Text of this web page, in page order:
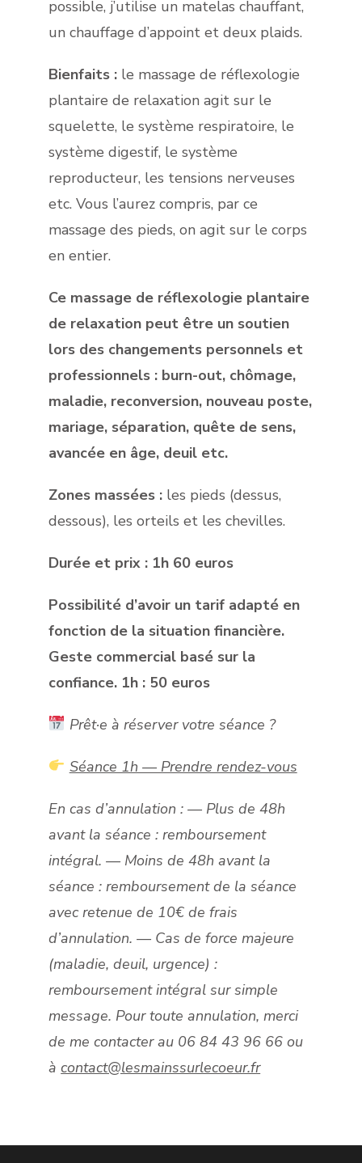
possible, j’utilise un matelas chauffant,
un chauffage d’appoint et deux plaids.
Bienfaits : le massage de réflexologie
plantaire de relaxation agit sur le
squelette, le système respiratoire, le
système digestif, le système
reproducteur, les tensions nerveuses
etc. Vous l’aurez compris, par ce
massage des pieds, on agit sur le corps
en entier.
Ce massage de réflexologie plantaire
de relaxation peut être un soutien
lors des changements personnels et
professionnels : burn-out, chômage,
maladie, reconversion, nouveau poste,
mariage, séparation, quête de sens,
avancée en âge, deuil etc.
Zones massées : les pieds (dessus,
dessous), les orteils et les chevilles.
Durée et prix : 1h 60 euros
Possibilité d’avoir un tarif adapté en
fonction de la situation financière.
Geste commercial basé sur la
confiance. 1h : 50 euros
Prêt·e à réserver votre séance ?
Séance 1h — Prendre rendez-vous
En cas d’annulation : — Plus de 48h
avant la séance : remboursement
intégral. — Moins de 48h avant la
séance : remboursement de la séance
avec retenue de 10€ de frais
d’annulation. — Cas de force majeure
(maladie, deuil, urgence) :
remboursement intégral sur simple
message. Pour toute annulation, merci
de me contacter au 06 84 43 96 66 ou
àcontact@lesmainssurlecoeur.fr